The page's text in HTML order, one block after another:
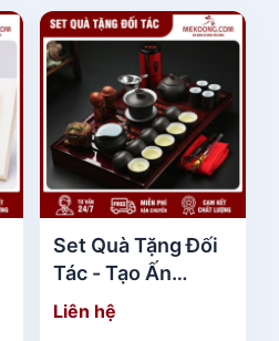
Set Quà Tặng Đối
Tác - Tạo Ấn
Tượng Sâu Sắc,
Gắn Kết Bền Lâu
Liên hệ